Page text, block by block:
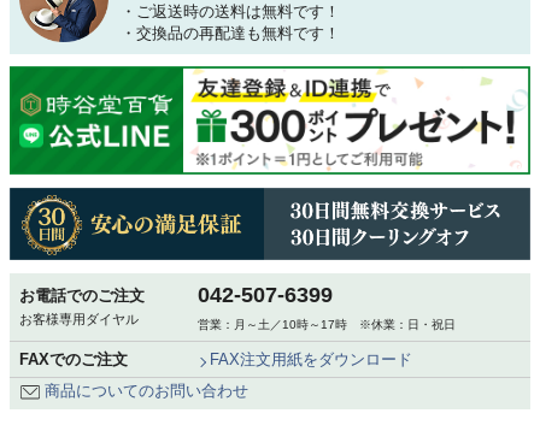
・ご返送時の送料は無料です！
・交換品の再配達も無料です！
お電話でのご注文
お客様専用ダイヤル
042-507-6399
営業：月～土／10時～17時 ※休業：日・祝日
FAXでのご注文
FAX注文用紙をダウンロード
商品についてのお問い合わせ